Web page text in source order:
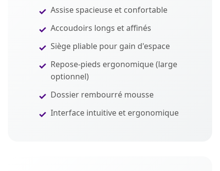
Assise spacieuse et confortable
Accoudoirs longs et affinés
Siège pliable pour gain d'espace
Repose-pieds ergonomique (large
optionnel)
Dossier rembourré mousse
Interface intuitive et ergonomique